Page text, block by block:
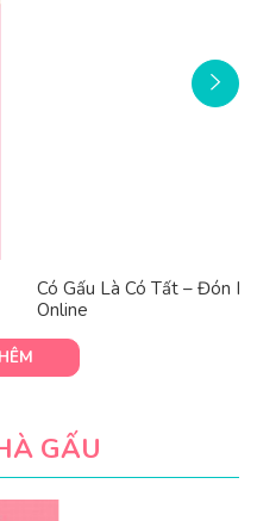
Chất Cùng Gấu Bông
GẤU